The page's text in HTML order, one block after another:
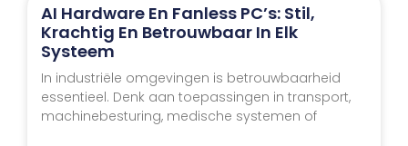
AI Hardware En Fanless PC’s: Stil,
Krachtig En Betrouwbaar In Elk
Systeem
In industriële omgevingen is betrouwbaarheid
essentieel. Denk aan toepassingen in transport,
machinebesturing, medische systemen of